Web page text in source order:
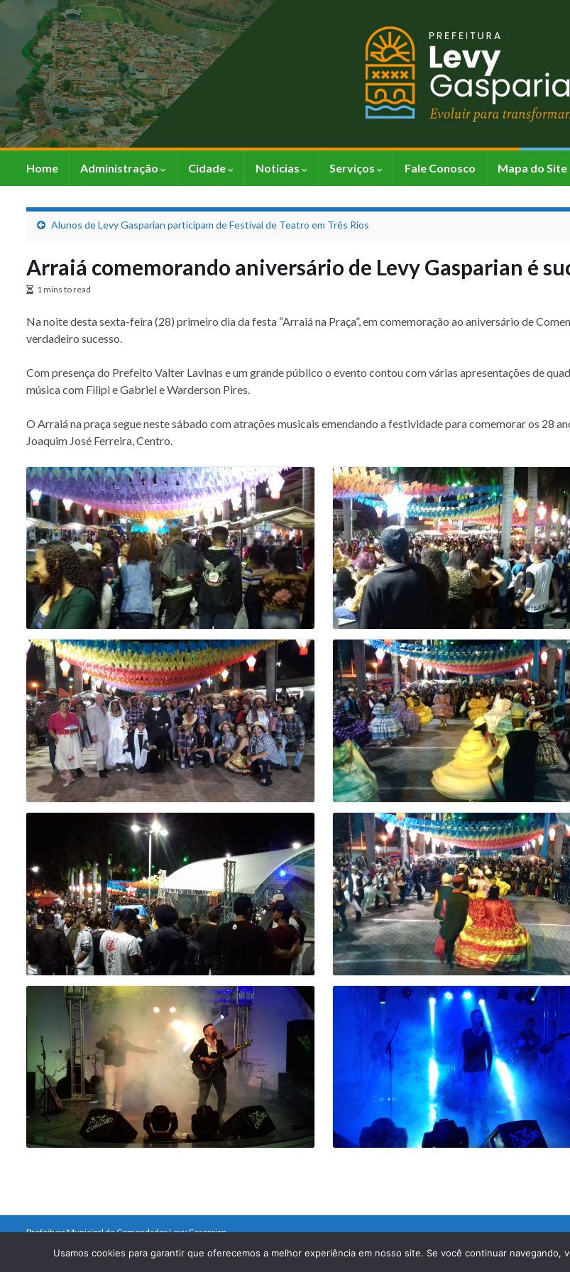
Home Administração Cidade Notícias Serviços Fale Conosco Mapa do Site
Alunos de Levy Gasparian participam de Festival de Teatro em Três Rios
Arraiá comemorando aniversário de Levy Gasparian é
1 mins to read
Na noite desta sexta-feira (28) primeiro dia da festa “Arraiá na Praça”, em comemoração ao aniversário de
verdadeiro sucesso.
Com presença do Prefeito Valter Lavinas e um grande público o evento contou com várias apresentações de
música com Filipi e Gabriel e Warderson Pires.
O Arraiá na praça segue neste sábado com atrações musicais emendando a festividade para comemorar os 28
Joaquim José Ferreira, Centro.
Prefeitura Municipal de Comendador Levy Gasparian
Telefones: (24) 2254-1344 – (24) 2254-1094
Usamos cookies para garantir que oferecemos a melhor experiência em nosso site. Se você continuar navegando,